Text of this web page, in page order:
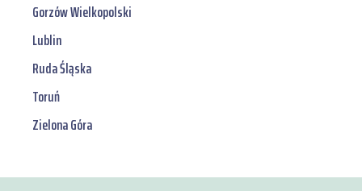
Gorzów Wielkopolski
Lublin
Ruda Śląska
Toruń
Zielona Góra